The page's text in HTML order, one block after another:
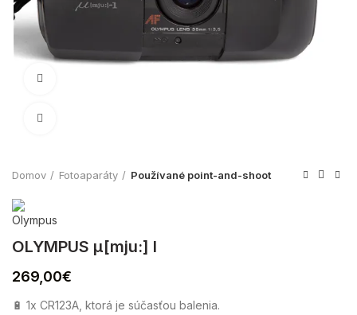
Domov Fotoaparáty Používané point-and-shoot
OLYMPUS µ[mju:] I
269,00€
🔋 1x CR123A, ktorá je súčasťou balenia.